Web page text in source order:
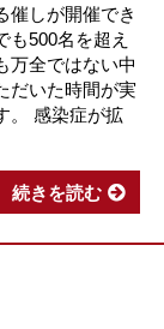
催しが開催でき
500名を超え
万全ではない中
だいた時間が実
。 感染症が拡
続きを読む